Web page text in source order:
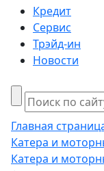
Кредит
Сервис
Трэйд-ин
Новости
Главная
Катера и
Катера и